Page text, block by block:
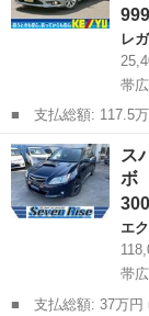
レ
帯
■ 支払総額: 117.5万円 ■ 車両本体価格： 999,000 円 ■ メーカー
名： スバル ■ 車
グレード ４ＷＤ
フルセグＴ...
北海道 帯広市
ス
ボ
エ
帯
■ 支払総額: 37万円 ■ 車両本体価格： 300,000 円 ■ メーカー